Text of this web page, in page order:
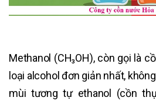
Methanol (CH₃OH), còn gọi là
loại alcohol đơn giản nhất,
mùi tương tự ethanol (cồn